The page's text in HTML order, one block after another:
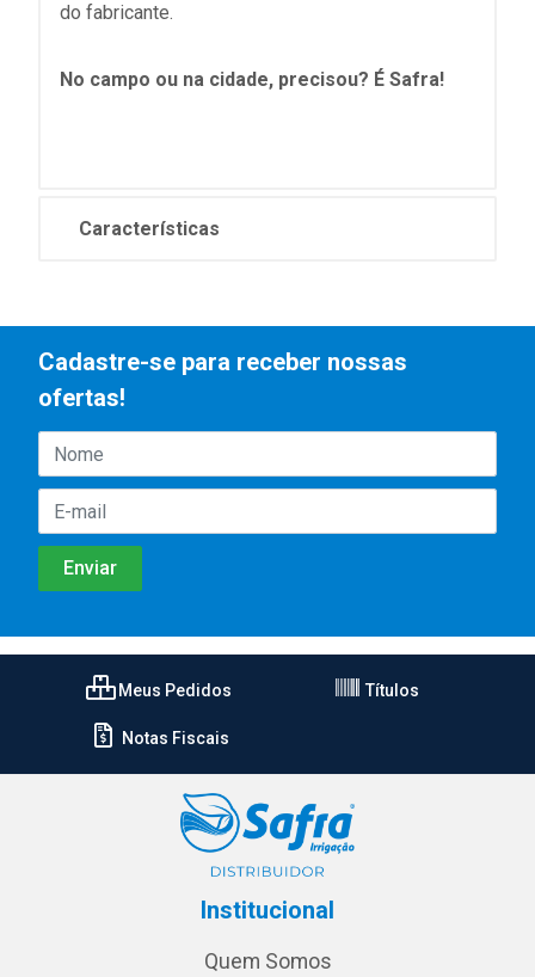
do fabricante.
No campo ou na cidade, precisou? É Safra!
Características
Cadastre-se para receber nossas
ofertas!
Meus Pedidos Títulos
Notas Fiscais
Institucional
Quem Somos